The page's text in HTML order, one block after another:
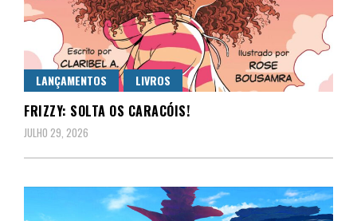
LANÇAMENTOS LIVROS
FRIZZY: SOLTA OS CARACÓIS!
JULHO 29, 2026